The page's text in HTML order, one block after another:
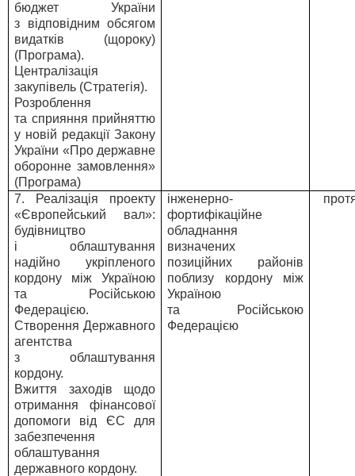
бюджет України
з відповідним обсягом
видатків (щороку)
(Програма).
Централізація
закупівель (Стратегія).
Розроблення
та сприяння прийняттю
у новій редакції Закону
України «Про державне
оборонне замовлення»
(Програма)
7. Реалізація проекту
«Європейський вал»:
будівництво
і облаштування
надійно укріпленого
кордону між Україною
та Російською
Федерацією.
Створення Державного
агентства
з облаштування
кордону.
Вжиття заходів щодо
отримання фінансової
допомоги від ЄС для
забезпечення
облаштування
державного кордону.
інженерно-
фортифікаційне
обладнання
визначених
позиційних районів
поблизу кордону між
Україною
та Російською
Федерацією